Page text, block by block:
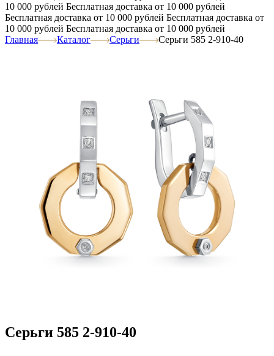
10 000 рублей Бесплатная доставка от 10 000 рублей
Бесплатная доставка от 10 000 рублей Бесплатная доставка от
10 000 рублей Бесплатная доставка от 10 000 рублей
Главная
Каталог Серьги Серьги 585 2-910-40
Серьги 585 2-910-40